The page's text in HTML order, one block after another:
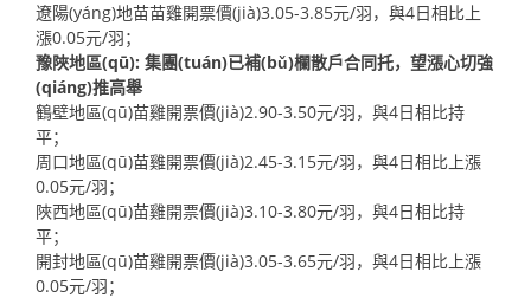
遼陽(yáng)地苗苗雞開票價(jià)3.05-3.85元/羽，與4日相比上
漲0.05元/羽；
豫陜地區(qū): 集團(tuán)已補(bǔ)欄散戶合同托，望漲心切強
(qiáng)推高舉
鶴壁地區(qū)苗雞開票價(jià)2.90-3.50元/羽，與4日相比持
平；
周口地區(qū)苗雞開票價(jià)2.45-3.15元/羽，與4日相比上漲
0.05元/羽；
陜西地區(qū)苗雞開票價(jià)3.10-3.80元/羽，與4日相比持
平；
開封地區(qū)苗雞開票價(jià)3.05-3.65元/羽，與4日相比上漲
0.05元/羽；